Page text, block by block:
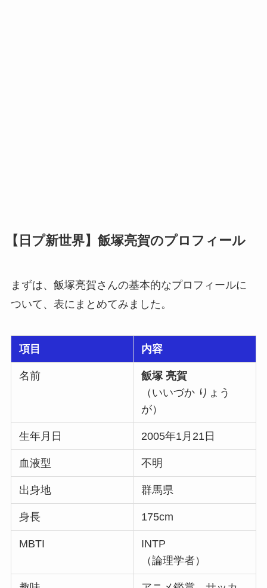
【日プ新世界】飯塚亮賀のプロフィール
まずは、飯塚亮賀さんの基本的なプロフィールに
ついて、表にまとめてみました。
項目 内容
名前
飯塚 亮賀
（いいづか りょう
が）
生年月日 2005年1月21日
血液型 不明
出身地 群馬県
身長 175cm
MBTI
INTP
（論理学者）